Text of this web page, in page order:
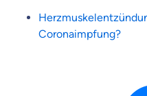
Coronaimpfung?